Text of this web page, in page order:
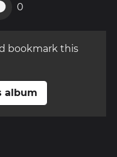
0
bookmark this
album